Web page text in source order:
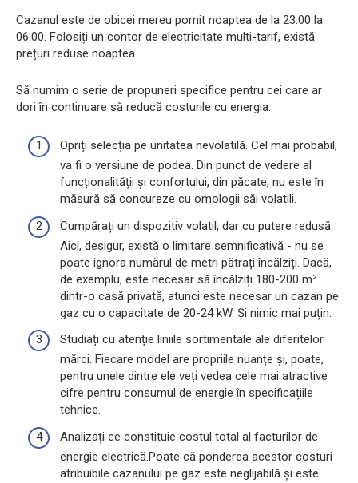
Cazanul este de obicei mereu pornit noaptea de la 23:00 la
06:00. Folosiți un contor de electricitate multi-tarif, există
prețuri reduse noaptea
Să numim o serie de propuneri specifice pentru cei care ar
dori în continuare să reducă costurile cu energia:
Opriți selecția pe unitatea nevolatilă. Cel mai probabil,
va fi o versiune de podea. Din punct de vedere al
funcționalității și confortului, din păcate, nu este în
măsură să concureze cu omologii săi volatili.
Cumpărați un dispozitiv volatil, dar cu putere redusă.
Aici, desigur, există o limitare semnificativă - nu se
poate ignora numărul de metri pătrați încălziți. Dacă,
de exemplu, este necesar să încălziți 180-200 m²
dintr-o casă privată, atunci este necesar un cazan pe
gaz cu o capacitate de 20-24 kW. Și nimic mai puțin.
Studiați cu atenție liniile sortimentale ale diferitelor
mărci. Fiecare model are propriile nuanțe și, poate,
pentru unele dintre ele veți vedea cele mai atractive
cifre pentru consumul de energie în specificațiile
tehnice.
Analizați ce constituie costul total al facturilor de
energie electrică.Poate că ponderea acestor costuri
atribuibile cazanului pe gaz este neglijabilă și este